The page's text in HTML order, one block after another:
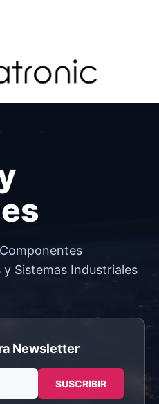
Sistemas Industriales
Newsletter